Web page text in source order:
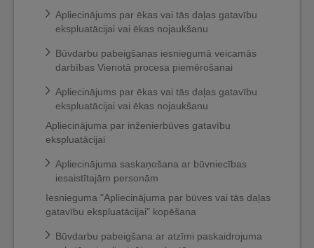
Apliecinājums par ēkas vai tās daļas gatavību
ekspluatācijai vai ēkas nojaukšanu
Būvdarbu pabeigšanas iesniegumā veicamās
darbības Vienotā procesa piemērošanai
Apliecinājums par ēkas vai tās daļas gatavību
ekspluatācijai vai ēkas nojaukšanu
Apliecinājuma par inženierbūves gatavību
ekspluatācijai
Apliecinājuma saskaņošana ar būvniecības
iesaistītajām personām
Iesnieguma "Apliecinājuma par būves vai tās daļas
gatavību ekspluatācijai" kopēšana
Būvdarbu pabeigšana ar atzīmi paskaidrojuma